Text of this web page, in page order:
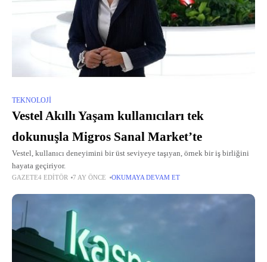
TEKNOLOJI
Vestel Akıllı Yaşam kullanıcıları tek
dokunuşla Migros Sanal Market’te
Vestel, kullanıcı deneyimini bir üst seviyeye taşıyan, örnek bir iş birliğini
hayata geçiriyor.
GAZETE4 EDITÖR 7 AY ÖNCE OKUMAYA DEVAM ET